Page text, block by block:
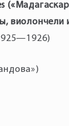
виолончели